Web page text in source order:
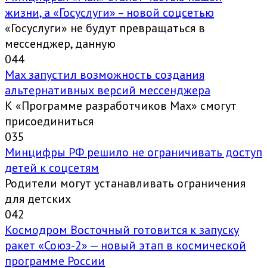
жизни, а «Госуслуги» – новой соцсетью
«Госуслуги» не будут превращаться в
мессенджер, данную
044
Max запустил возможность создания
альтернативных версий мессенджера
К «Программе разработчиков Max» смогут
присоединиться
035
Минцифры РФ решило не ограничивать доступ
детей к соцсетям
Родители могут устанавливать ограничения
для детских
042
Космодром Восточный готовится к запуску
ракет «Союз-2» — новый этап в космической
программе России